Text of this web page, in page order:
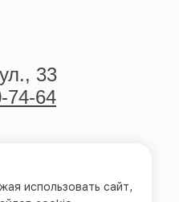
33
74-64
использовать сайт,